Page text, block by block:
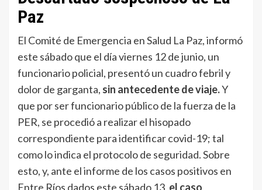
Paz
El Comité de Emergencia en Salud La Paz, informó
este sábado que el día viernes 12 de junio, un
funcionario policial, presentó un cuadro febril y
dolor de garganta, sin antecedente de viaje.Y
que por ser funcionario público de la fuerza de la
PER, se procedió a realizar el hisopado
correspondiente para identificar covid-19; tal
como lo indica el protocolo de seguridad. Sobre
esto, y, ante el informe de los casos positivos en
Entre Ríos dados este sábado 13, el caso